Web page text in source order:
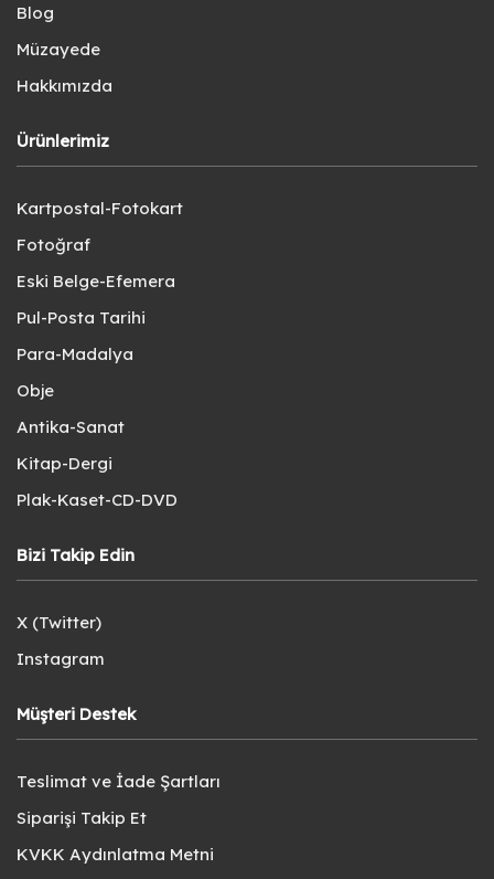
Blog
Müzayede
Hakkımızda
Ürünlerimiz
Kartpostal-Fotokart
Fotoğraf
Eski Belge-Efemera
Pul-Posta Tarihi
Para-Madalya
Obje
Antika-Sanat
Kitap-Dergi
Plak-Kaset-CD-DVD
Bizi Takip Edin
X (Twitter)
Instagram
Müşteri Destek
Teslimat ve İade Şartları
Siparişi Takip Et
KVKK Aydınlatma Metni